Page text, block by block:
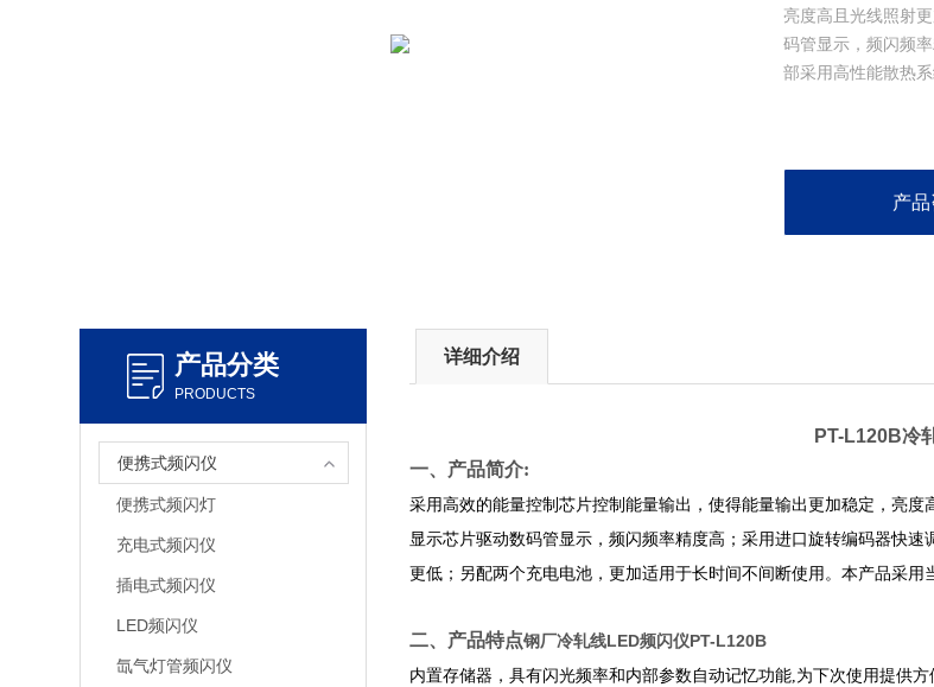
亮度高且光线照射
码管显示，频闪频
部采用高性能散热
产
产品分类
PRODUCTS
便携式频闪仪
便携式频闪灯
充电式频闪仪
插电式频闪仪
LED频闪仪
氙气灯管频闪仪
详细介绍
PT-L120B冷
一、产品简介:
采用高效的能量控制芯片控制能量输出，使得能量输出更加稳定，亮
显示芯片驱动数码管显示，频闪频率精度高；采用进口旋转编码器快
更低；另配两个充电电池，更加适用于长时间不间断使用。本产品采
二、产品特点钢厂冷轧线LED频闪仪PT-L120B
内置存储器，具有闪光频率和内部参数自动记忆功能,为下次使用提供方